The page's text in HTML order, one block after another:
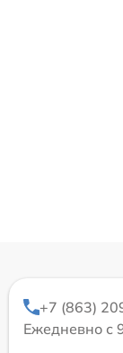
+7 (863)
Ежедневно с